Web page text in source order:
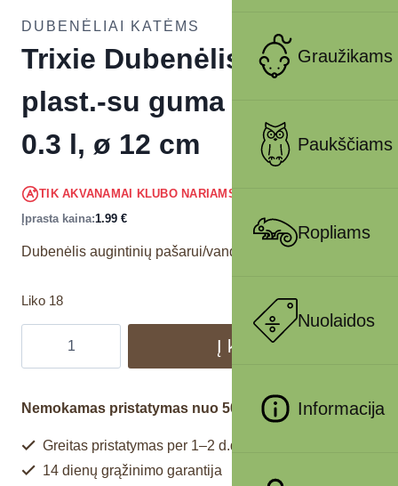
Graužikams
Paukščiams
Ropliams
Nuolaidos
Informacija
DUBENĖLIAI KATĖMS
Trixie Dubenėlis, sunkus,
plast.-su guma įv. spalvų
0.3 l, ø 12 cm
TIK AKVANAMAI KLUBO NARIAMS
Įprasta kaina:1.99 €
Dubenėlis augintinių pašarui/vandeniui.
Liko 18
Į krepšelį
Nemokamas pristatymas nuo 50€
Greitas pristatymas per 1–2 d.d.
14 dienų grąžinimo garantija